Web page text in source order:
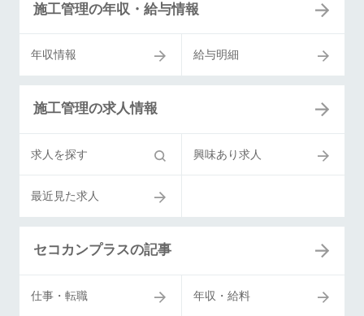
施工管理の年収・給与情報
年収情報 給与明細
施工管理の求人情報
求人を探す 興味あり求人
最近見た求人
セコカンプラスの記事
仕事・転職 年収・給料